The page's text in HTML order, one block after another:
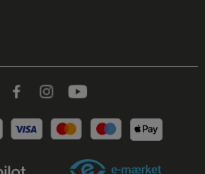
FacebookInstagramYoutube